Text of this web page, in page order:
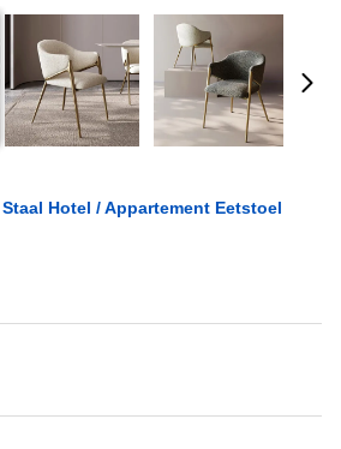
Hotel / Appartement Eetstoel